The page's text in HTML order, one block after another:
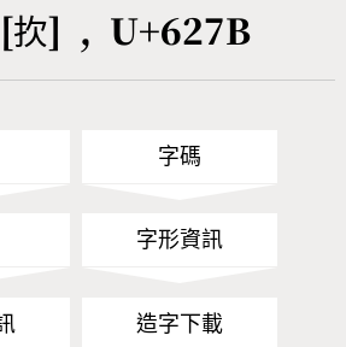
Unicode查詢
] , U+627B
字碼
字形資訊
造字下載